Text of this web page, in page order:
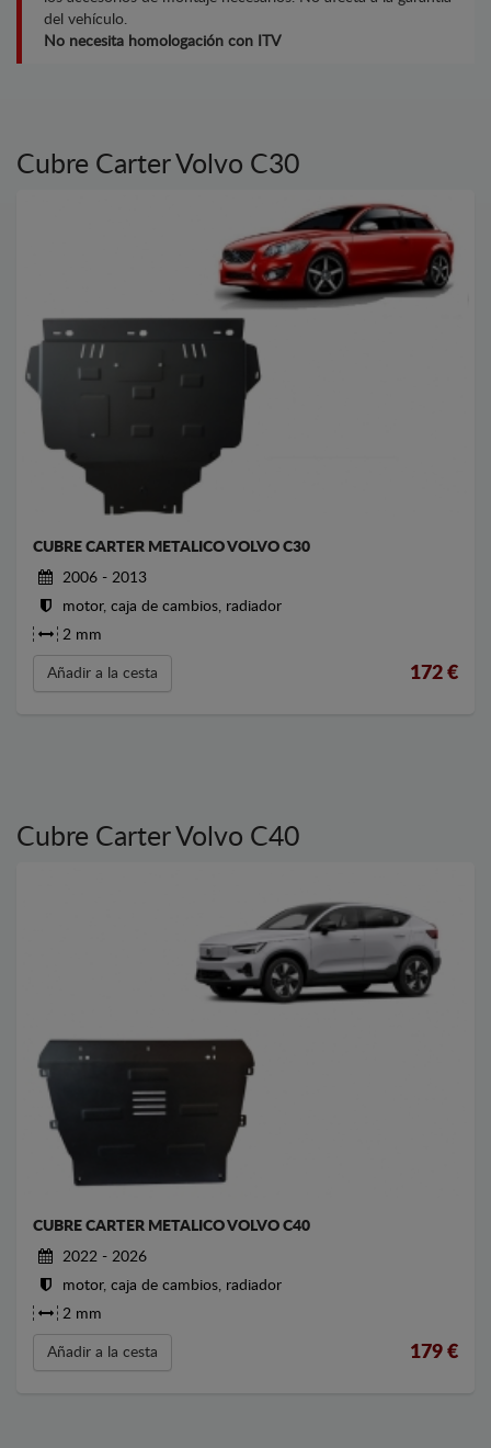
del vehículo.
No necesita homologación con ITV
Cubre Carter Volvo C30
CUBRE CARTER METALICO VOLVO C30
2006 - 2013
motor, caja de cambios, radiador
2 mm
Añadir a la cesta 172 €
Cubre Carter Volvo C40
CUBRE CARTER METALICO VOLVO C40
2022 - 2026
motor, caja de cambios, radiador
2 mm
Añadir a la cesta 179 €